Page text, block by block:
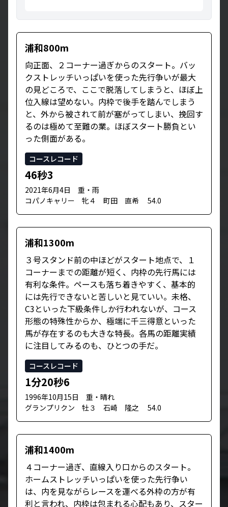
浦和800m
向正面、２コーナー過ぎからのスタート。バッ
クストレッチいっぱいを使った先行争いが最大
の見どころで、ここで脱落してしまうと、ほぼ上
位入線は望めない。内枠で後手を踏んでしまう
と、外から被されて前が塞がってしまい、挽回す
るのは極めて至難の業。ほぼスタート勝負とい
った側面がある。
コースレコード
46秒3
2021年6月4日 重・雨
コパノキャリー 牝４ 町田 直希 54.0
浦和1300m
３号スタンド前の中ほどがスタート地点で、１
コーナーまでの距離が短く、内枠の先行馬には
有利な条件。ペースも落ち着きやすく、基本的
には先行できないと苦しいと見ていい。未格、
C3といった下級条件しか行われないが、コース
形態の特殊性からか、極端に千三得意といった
馬が存在するのも大きな特長。各馬の距離実績
に注目してみるのも、ひとつの手だ。
コースレコード
1分20秒6
1996年10月15日 重・晴れ
グランプリクン 牡３ 石崎 隆之 54.0
浦和1400m
４コーナー過ぎ、直線入り口からのスタート。
ホームストレッチいっぱいを使った先行争い
は、内を見ながらレースを運べる外枠の方が有
利と言われ、内枠は包まれる心配もあり、スター